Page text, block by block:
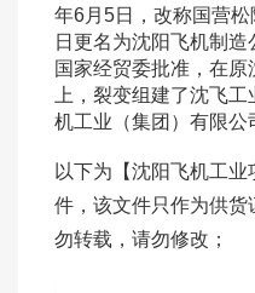
年6月5日，改称国营
日更名为沈阳飞机制
国家经贸委批准，在
上，裂变组建了沈飞
机工业（集团）有限公
以下为【沈阳飞机工
件，该文件只作为供
勿转载，请勿修改；